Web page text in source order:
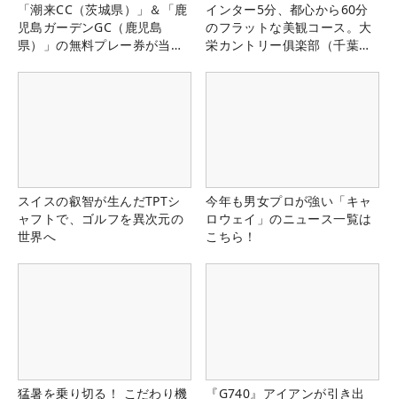
「潮来CC（茨城県）」＆「鹿
児島ガーデンGC（鹿児島
県）」の無料プレー券が当た
インター5分、都心から60分
のフラットな美観コース。大
栄カントリー俱楽部（千葉
スイスの叡智が生んだTPTシ
ャフトで、ゴルフを異次元の
世界へ
今年も男女プロが強い「キャ
ロウェイ」のニュース一覧は
こちら！
猛暑を乗り切る！ こだわり機
『G740』アイアンが引き出